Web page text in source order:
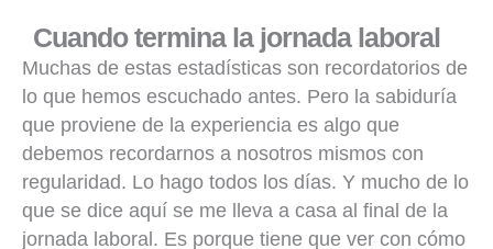
Cuando termina la jornada laboral
Muchas de estas estadísticas son recordatorios de
lo que hemos escuchado antes. Pero la sabiduría
que proviene de la experiencia es algo que
debemos recordarnos a nosotros mismos con
regularidad. Lo hago todos los días. Y mucho de lo
que se dice aquí se me lleva a casa al final de la
jornada laboral. Es porque tiene que ver con cómo